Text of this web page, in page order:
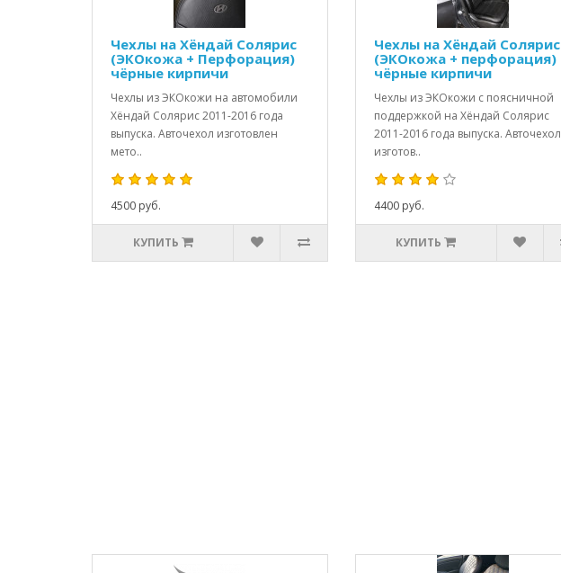
Чехлы на Хёндай Солярис
(ЭКОкожа + Перфорация)
чёрные кирпичи
Чехлы из ЭКОкожи на автомобили
Хёндай Солярис 2011-2016 года
выпуска. Авточехол изготовлен
мето..
4500 руб.
КУПИТЬ
Чехлы на Хёндай Солярис
(ЭКОкожа + перфорация)
чёрные кирпичи
Чехлы из ЭКОкожи с поясничной
поддержкой на Хёндай Солярис
2011-2016 года выпуска. Авточехол
изготов..
4400 руб.
КУПИТЬ